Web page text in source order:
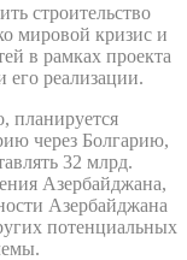
строительство
мировой кризис и
в рамках проекта
его реализации.
планируется
через Болгарию,
32 млрд.
Азербайджана,
Азербайджана
потенциальных